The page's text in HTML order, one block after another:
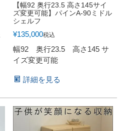
【幅92 奥行23.5 高さ145サイ
ズ変更可能】パインA-90ミドル
シェルフ
¥135,000税込
幅92 奥行23.5 高さ145 サ
イズ変更可能
詳細を見る